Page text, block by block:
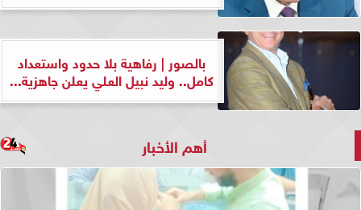
بالصور | رفاهية بلا حدود واستعداد
كامل.. وليد نبيل العلي يعلن جاهزية...
أهم الأخبار